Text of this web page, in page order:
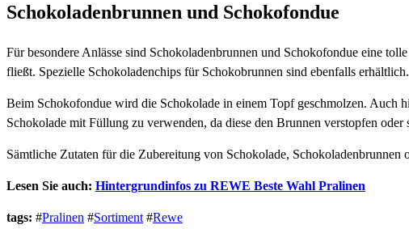
Schokoladenbrunnen und Schokofondue
Für besondere Anlässe sind Schokoladenbrunnen und Schokofondue eine
fließt. Spezielle Schokoladenchips für Schokobrunnen sind ebenfalls erhältlich.
Beim Schokofondue wird die Schokolade in einem Topf geschmolzen. Auch
Schokolade mit Füllung zu verwenden, da diese den Brunnen verstopfen
Sämtliche Zutaten für die Zubereitung von Schokolade,
Lesen Sie auch: Hintergrundinfos zu REWE Beste Wahl Pralinen
tags: #Pralinen #Sortiment #Rewe